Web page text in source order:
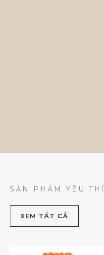
SẢN PHẨM YÊU
XEM TẤT CẢ